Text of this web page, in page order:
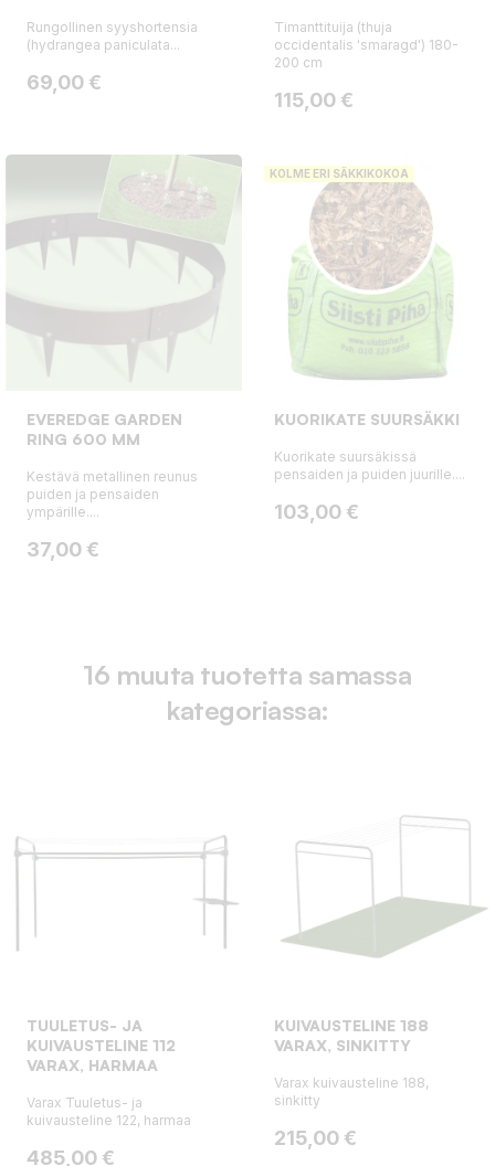
Rungollinen syyshortensia
(hydrangea paniculata...
Hinta
69,00 €
Timanttituija (thuja
occidentalis 'smaragd') 180-
200 cm
Hinta
115,00 €
EVEREDGE GARDEN
RING 600 MM
Kestävä metallinen reunus
puiden ja pensaiden
ympärille....
Hinta
37,00 €
KOLME ERI SÄKKIKOKOA
KUORIKATE SUURSÄKKI
Kuorikate suursäkissä
pensaiden ja puiden juurille....
Hinta
103,00 €
16 muuta tuotetta samassa
kategoriassa:
TUULETUS- JA
KUIVAUSTELINE 112
VARAX, HARMAA
Varax Tuuletus- ja
kuivausteline 122, harmaa
Hinta
485,00 €
KUIVAUSTELINE 188
VARAX, SINKITTY
Varax kuivausteline 188,
sinkitty
Hinta
215,00 €